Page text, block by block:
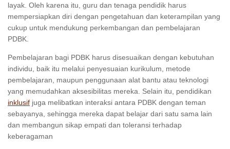
layak. Oleh karena itu, guru dan tenaga pendidik harus
mempersiapkan diri dengan pengetahuan dan keterampilan yang
cukup untuk mendukung perkembangan dan pembelajaran
PDBK.
Pembelajaran bagi PDBK harus disesuaikan dengan kebutuhan
individu, baik itu melalui penyesuaian kurikulum, metode
pembelajaran, maupun penggunaan alat bantu atau teknologi
yang memudahkan aksesibilitas mereka. Selain itu, pendidikan
inklusif juga melibatkan interaksi antara PDBK dengan teman
sebayanya, sehingga mereka dapat belajar dari satu sama lain
dan membangun sikap empati dan toleransi terhadap
keberagaman